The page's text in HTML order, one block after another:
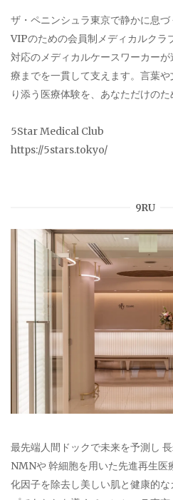
ザ・ペニンシュラ東京で静かに息
VIPのための会員制メディカルクラ
対応のメディカルケースワーカー
療までを一貫して支えます。言葉
り添う医療体験を、あなただけのた
5Star Medical Club
https://5stars.tokyo/
9RU
最先端人間ドックで未来を予測し
NMNや 幹細胞を用いた先進再生医
化因子を除去し美しい肌と健康的